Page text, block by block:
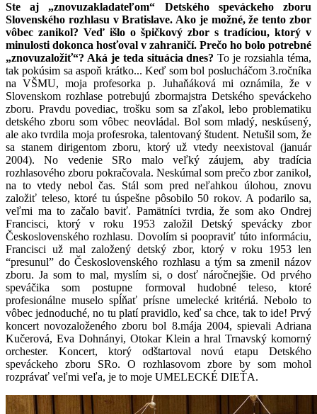
Ste aj „znovuzakladateľom“ Detského speváckeho zboru
Slovenského rozhlasu v Bratislave. Ako je možné, že tento zbor
vôbec zanikol? Veď išlo o špičkový zbor s tradíciou, ktorý v
minulosti dokonca hosťoval v zahraničí. Prečo ho bolo potrebné
„znovuzaložiť“? Aká je teda situácia dnes? To je rozsiahla téma,
tak pokúsim sa aspoň krátko... Keď som bol poslucháčom 3.ročníka
na VŠMU, moja profesorka p. Juhaňáková mi oznámila, že v
Slovenskom rozhlase potrebujú zbormajstra Detského speváckeho
zboru. Pravdu povediac, trošku som sa zľakol, lebo problematiku
detského zboru som vôbec neovládal. Bol som mladý, neskúsený,
ale ako tvrdila moja profesroka, talentovaný študent. Netušil som, že
sa stanem dirigentom zboru, ktorý už vtedy neexistoval (január
2004). No vedenie SRo malo veľký záujem, aby tradícia
rozhlasového zboru pokračovala. Neskúmal som prečo zbor zanikol,
na to vtedy nebol čas. Stál som pred neľahkou úlohou, znovu
založiť teleso, ktoré tu úspešne pôsobilo 50 rokov. A podarilo sa,
veľmi ma to začalo baviť. Pamätníci tvrdia, že som ako Ondrej
Francisci, ktorý v roku 1953 založil Detský spevácky zbor
Československého rozhlasu. Dovolím si poopraviť túto informáciu,
Francisci už mal založený detský zbor, ktorý v roku 1953 len
“presunul” do Československého rozhlasu a tým sa zmenil názov
zboru. Ja som to mal, myslím si, o dosť náročnejšie. Od prvého
speváčika som postupne formoval hudobné teleso, ktoré
profesionálne muselo spĺňať prísne umelecké kritériá. Nebolo to
vôbec jednoduché, no tu platí pravidlo, keď sa chce, tak to ide! Prvý
koncert novozaloženého zboru bol 8.mája 2004, spievali Adriana
Kučerová, Eva Dohnányi, Otokar Klein a hral Trnavský komorný
orchester. Koncert, ktorý odštartoval novú etapu Detského
speváckeho zboru SRo. O rozhlasovom zbore by som mohol
rozprávať veľmi veľa, je to moje UMELECKÉ DIEŤA.